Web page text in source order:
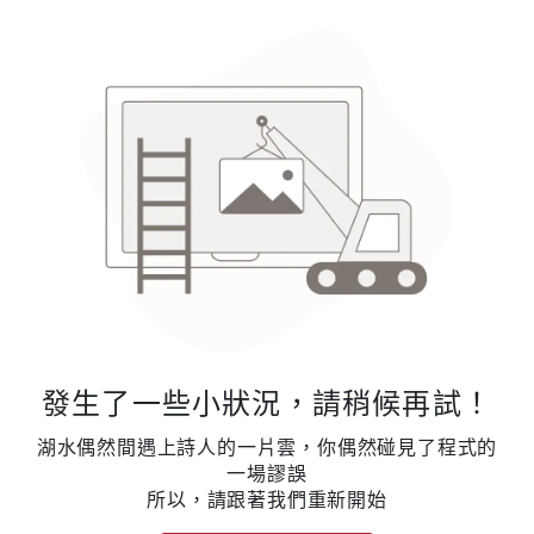
發生了一些小狀況，請稍候再試！
湖水偶然間遇上詩人的一片雲，你偶然碰見了程式的
一場謬誤
所以，請跟著我們重新開始